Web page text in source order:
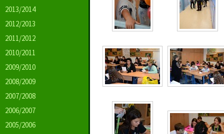
2013/2014
2012/2013
2011/2012
2010/2011
2009/2010
2008/2009
2007/2008
2006/2007
2005/2006